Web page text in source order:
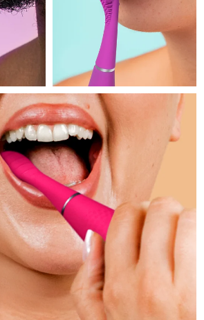
产品
aging treatments
产品
treatments
products
treatments
2
removal
2 go
friendly IPL hair removal
Cooling Prep Gel
IPL hair removal gel
4 body
body brush
serum
body serum
2 plus
acne LED therapy
2
treatment device
Blemish Solution
acne gel
设备
treatment devices
2 eyes & lips
line smoothing device
2
eye massager
护肤
eye care treatment
理设备
eye massagers
derma
microdermabrasion .
remover
皮肤护理
pore care essentials
护发
4 hair
1 LED scalp massager
play advanced
light hairbrush
Dual-Peptide Scalp
hair
Teeth Whitening Set
LED + sonic device & 18% PAP gel
Teeth Whitening Gel
男士
预计送达日期
预计送达日期8/11/26
区 预计送达日期8/12/26
预计送达日期 8/11/26
预计送达日期
预计送达日期
预计送达日期 8/11/26
预计送达日期 8/13/26
预计送达日期 8/15/26
预计送达日期